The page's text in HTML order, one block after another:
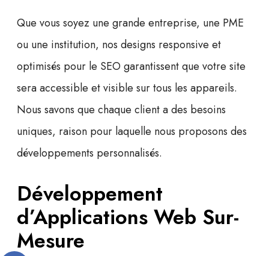
Que vous soyez une grande entreprise, une PME
ou une institution, nos designs responsive et
optimisés pour le SEO garantissent que votre site
sera accessible et visible sur tous les appareils.
Nous savons que chaque client a des besoins
uniques, raison pour laquelle nous proposons des
développements personnalisés.
Développement
d’Applications Web Sur-
Mesure